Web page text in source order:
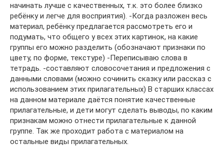
начинать лучше с качественных, т.к. это более близко
ребёнку и легче для восприятия). -Когда разложен весь
материал, ребёнку предлагается рассмотреть его и
подумать, что общего у всех этих картинок, на какие
группы его можно разделить (обозначают признаки по
цвету, по форме, текстуре) -Переписываю слова в
тетрадь. -составляют словосочетания и предложения с
данными словами (можно сочинить сказку или рассказ с
использованием этих прилагательных) В старших классах
на данном материале даётся понятие качественные
прилагательные, и дети могут сделать выводы, по каким
признакам можно отнести прилагательные к данной
группе. Так же проходит работа с материалом на
остальные виды прилагательных.